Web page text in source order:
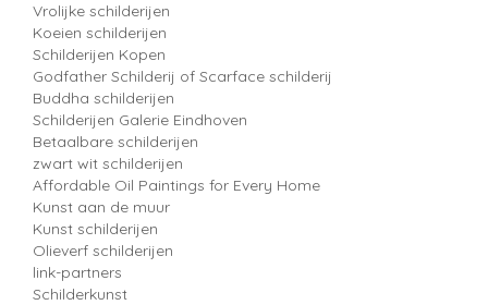
Vrolijke schilderijen
Koeien schilderijen
Schilderijen Kopen
Godfather Schilderij of Scarface schilderij
Buddha schilderijen
Schilderijen Galerie Eindhoven
Betaalbare schilderijen
zwart wit schilderijen
Affordable Oil Paintings for Every Home
Kunst aan de muur
Kunst schilderijen
Olieverf schilderijen
link-partners
Schilderkunst